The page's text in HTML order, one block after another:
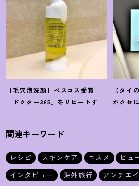
【毛穴泡洗顔】ベスコス受賞
「ドクター365」をリピートする
【タイ
がクセ
関連キーワード
レシピ スキンケア コスメ
ビュ
インタビュー
海外旅行 アンチエ